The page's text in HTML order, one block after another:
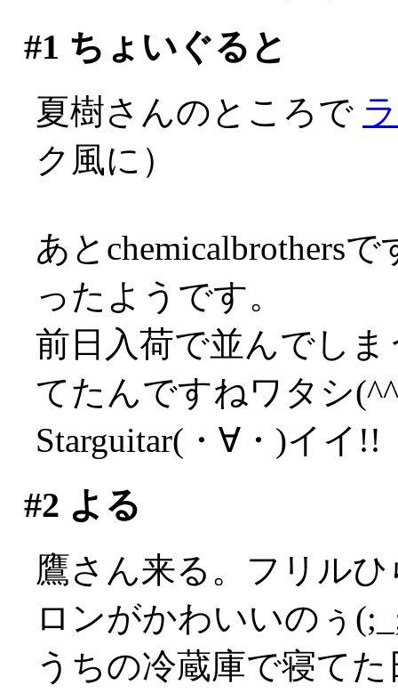
#1 ちょいぐると
夏樹さんのところで
ク風に）
あとchemicalbrothers
ったようです。
前日入荷で並んでし
てたんですねワタシ
Starguitar(・∀・)イイ!!
#2 よる
鷹さん来る。フリル
ロンがかわいいのぅ
うちの冷蔵庫で寝て